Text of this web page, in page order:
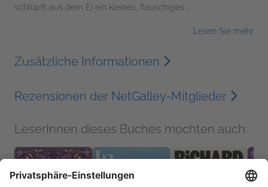
schlüpft aus dem Ei ein kleines, flauschiges...
Lesen Sie mehr
Zusätzliche Informationen
Rezensionen der NetGalley-Mitglieder
LeserInnen dieses Buches mochten auch: